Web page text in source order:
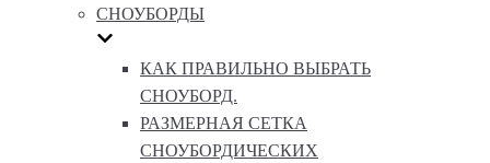
СНОУБОРДЫ
КАК ПРАВИЛЬНО ВЫБРАТЬ
СНОУБОРД.
РАЗМЕРНАЯ СЕТКА
СНОУБОРДИЧЕСКИХ